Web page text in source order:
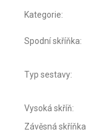
Kategorie:
Spodní skříňka:
Typ sestavy:
Vysoká skříň:
Závěsná skříňka